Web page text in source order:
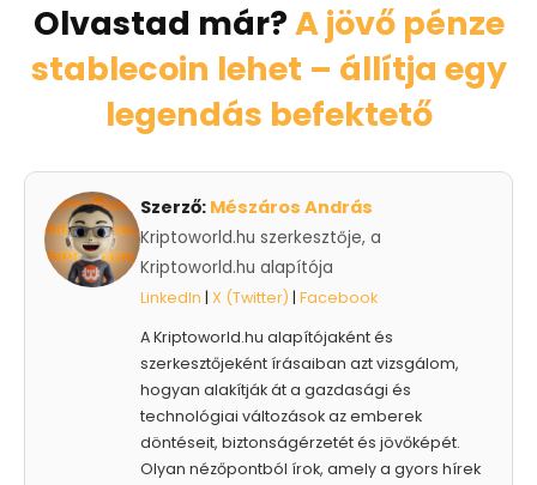
Olvastad már?A jövő pénze
stablecoin lehet – állítja egy
legendás befektető
Szerző: Mészáros András
Kriptoworld.hu szerkesztője, a
Kriptoworld.hu alapítója
LinkedIn | X (Twitter) | Facebook
A Kriptoworld.hu alapítójaként és
szerkesztőjeként írásaiban azt vizsgálom,
hogyan alakítják át a gazdasági és
technológiai változások az emberek
döntéseit, biztonságérzetét és jövőképét.
Olyan nézőpontból írok, amely a gyors hírek